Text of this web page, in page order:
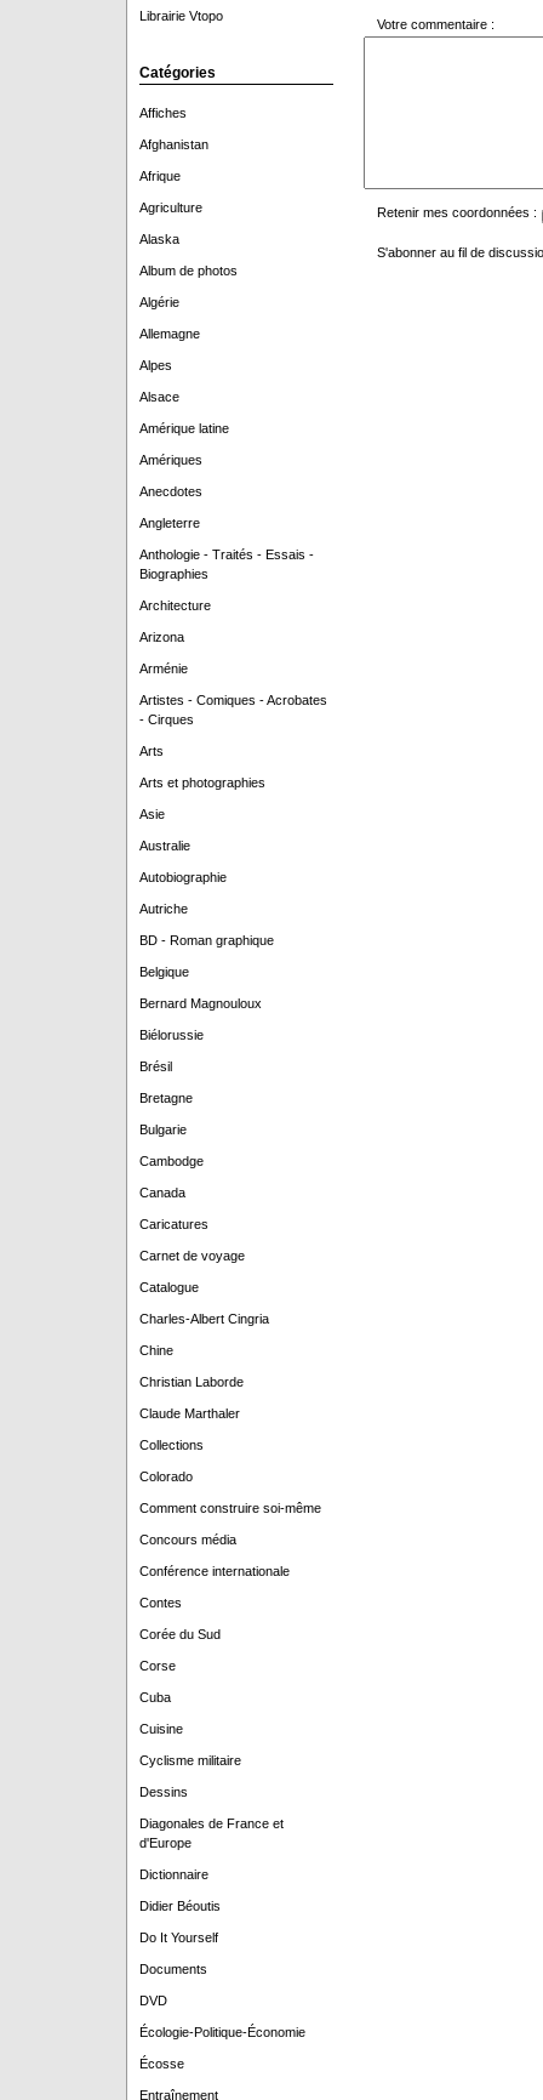
Librairie Vtopo
Catégories
Affiches
Afghanistan
Afrique
Agriculture
Alaska
Album de photos
Algérie
Allemagne
Alpes
Alsace
Amérique latine
Amériques
Anecdotes
Angleterre
Anthologie - Traités - Essais -
Biographies
Architecture
Arizona
Arménie
Artistes - Comiques - Acrobates
- Cirques
Arts
Arts et photographies
Asie
Australie
Autobiographie
Autriche
BD - Roman graphique
Belgique
Bernard Magnouloux
Biélorussie
Brésil
Bretagne
Bulgarie
Cambodge
Canada
Caricatures
Carnet de voyage
Catalogue
Charles-Albert Cingria
Chine
Christian Laborde
Claude Marthaler
Collections
Colorado
Comment construire soi-même
Concours média
Conférence internationale
Contes
Corée du Sud
Corse
Cuba
Cuisine
Cyclisme militaire
Dessins
Diagonales de France et
d'Europe
Dictionnaire
Didier Béoutis
Do It Yourself
Documents
DVD
Écologie-Politique-Économie
Écosse
Entraînement
Votre commentaire :
Retenir mes coordonnées :
S'abonner au fil de